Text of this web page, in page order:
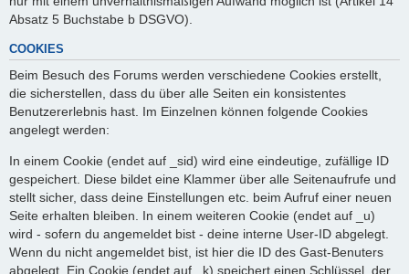
Absatz 5 Buchstabe b DSGVO).
COOKIES
Beim Besuch des Forums werden verschiedene Cookies erstellt,
die sicherstellen, dass du über alle Seiten ein konsistentes
Benutzererlebnis hast. Im Einzelnen können folgende Cookies
angelegt werden:
In einem Cookie (endet auf _sid) wird eine eindeutige, zufällige ID
gespeichert. Diese bildet eine Klammer über alle Seitenaufrufe und
stellt sicher, dass deine Einstellungen etc. beim Aufruf einer neuen
Seite erhalten bleiben. In einem weiteren Cookie (endet auf _u)
wird - sofern du angemeldet bist - deine interne User-ID abgelegt.
Wenn du nicht angemeldet bist, ist hier die ID des Gast-Benuters
abgelegt. Ein Cookie (endet auf _k) speichert einen Schlüssel, der